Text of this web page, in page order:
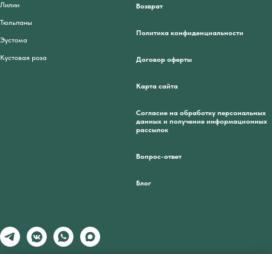
Лилии
Тюльпаны
Эустома
Кустовая роза
Возврат
Политика конфиденциальности
Договор оферты
Карта сайта
Согласие на обработку персональных
данных и получение информационных
рассылок
Вопрос-ответ
Блог